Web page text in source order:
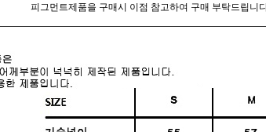
피그먼트제품을 구매시 이점 참고하여 구매 부탁드립니